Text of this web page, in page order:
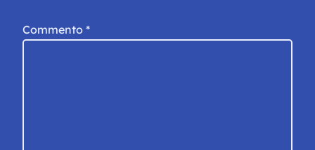
Commento *